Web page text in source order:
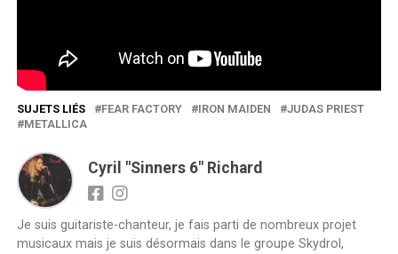
SUJETS LIÉS FEAR FACTORY IRON MAIDEN
JUDAS PRIEST
METALLICA
Cyril "Sinners 6" Richard
Je suis guitariste-chanteur, je fais parti de nombreux projet
musicaux mais je suis désormais dans le groupe Skydrol,